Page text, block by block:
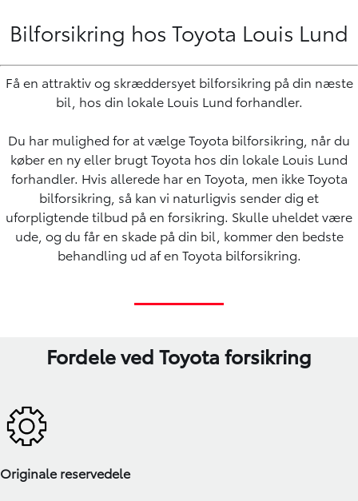
Bilforsikring hos Toyota Louis Lund
Få en attraktiv og skræddersyet bilforsikring på din næste
bil, hos din lokale Louis Lund forhandler.
Du har mulighed for at vælge Toyota bilforsikring, når du
køber en ny eller brugt Toyota hos din lokale Louis Lund
forhandler. Hvis allerede har en Toyota , men ikke Toyota
bilforsikring, så kan vi naturligvis sender dig et
uforpligtende tilbud på en forsikring. Skulle uheldet være
ude, og du får en skade på din bil, kommer den bedste
behandling ud af en Toyota bilforsikring.
Fordele ved Toyota forsikring
Originale reservedele